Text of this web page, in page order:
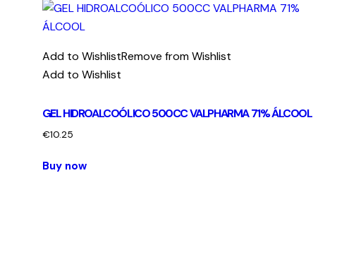
Add to WishlistRemove from Wishlist
Add to Wishlist
GEL HIDROALCOÓLICO 500CC VALPHARMA 71% ÁLCOOL
€10.25
Buy now